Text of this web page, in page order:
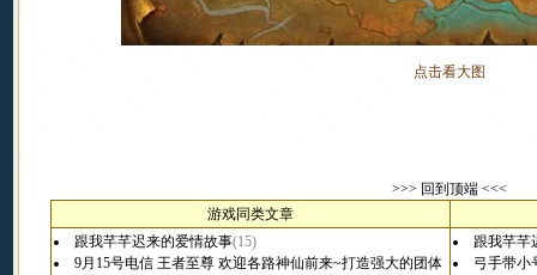
点击看大图
>>> 回到顶端 <<<
游戏同类文章
跟我芊芊迟来的爱情故事(15)
9月15号电信 王者至尊 欢迎各路神仙前来~打造强大的团体
跟我芊芊
弓手带小